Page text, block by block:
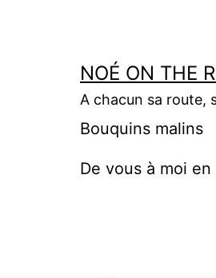
NOÉ ON THE
A chacun sa route,
Bouquins malins
De vous à moi